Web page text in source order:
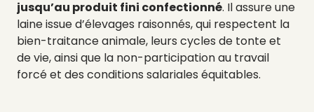
jusqu’au produit fini confectionné. Il assure une
laine issue d’élevages raisonnés, qui respectent la
bien-traitance animale, leurs cycles de tonte et
de vie, ainsi que la non-participation au travail
forcé et des conditions salariales équitables.